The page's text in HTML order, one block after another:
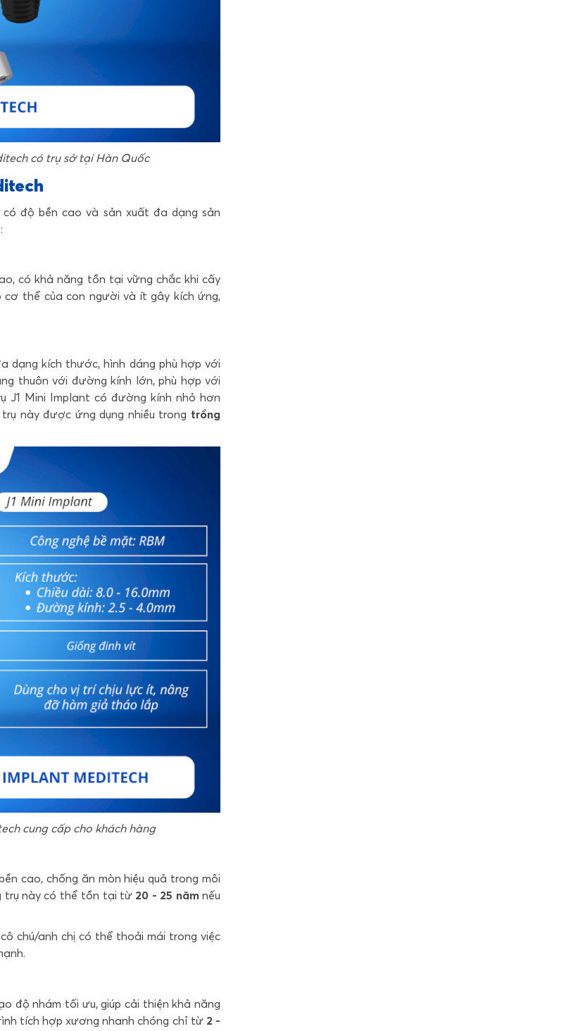
có trụ sở tại Hàn Quốc
độ bền cao và sản xuất đa dạng sản
có khả năng tồn tại vững chắc khi cấy
thể của con người và ít gây kích ứng,
dạng kích thước, hình dáng phù hợp với
thuôn với đường kính lớn, phù hợp với
J1 Mini Implant có đường kính nhỏ hơn
này được ứng dụng nhiều trong trồng
cung cấp cho khách hàng
cao, chống ăn mòn hiệu quả trong môi
trụ này có thể tồn tại từ 20 - 25 năm nếu
chú/anh chị có thể thoải mái trong việc
độ nhám tối ưu, giúp cải thiện khả năng
tích hợp xương nhanh chóng chỉ từ 2 -